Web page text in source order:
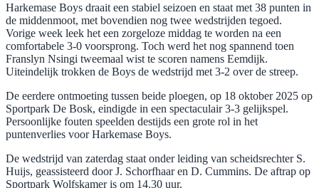
Harkemase Boys draait een stabiel seizoen en staat met 38 punten in
de middenmoot, met bovendien nog twee wedstrijden tegoed.
Vorige week leek het een zorgeloze middag te worden na een
comfortabele 3-0 voorsprong. Toch werd het nog spannend toen
Franslyn Nsingi tweemaal wist te scoren namens Eemdijk.
Uiteindelijk trokken de Boys de wedstrijd met 3-2 over de streep.
De eerdere ontmoeting tussen beide ploegen, op 18 oktober 2025 op
Sportpark De Bosk, eindigde in een spectaculair 3-3 gelijkspel.
Persoonlijke fouten speelden destijds een grote rol in het
puntenverlies voor Harkemase Boys.
De wedstrijd van zaterdag staat onder leiding van scheidsrechter S.
Huijs, geassisteerd door J. Schorfhaar en D. Cummins. De aftrap op
Sportpark Wolfskamer is om 14.30 uur.